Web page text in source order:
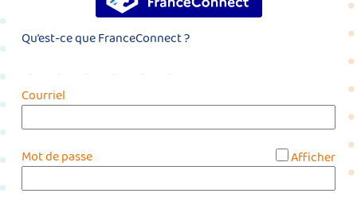
Qu’est-ce que FranceConnect ?
Courriel
Mot de passe Afficher